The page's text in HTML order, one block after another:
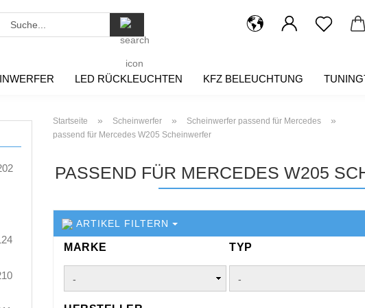
LED RÜCKLEUCHTEN KFZ BELEUCHTUNG
Startseite » Scheinwerfer » Scheinwerfer passend für Mercedes »
passend für Mercedes W205 Scheinwerfer
PASSEND FÜR MERCEDES W205
ARTIKEL FILTERN
MARKE
MARKE TYP
TYP